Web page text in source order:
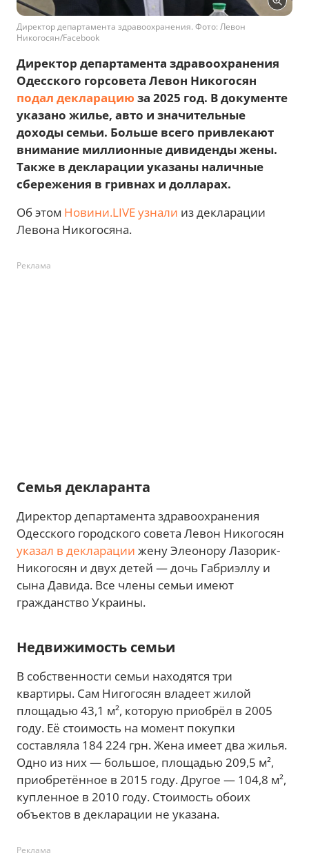
Директор департамента здравоохранения. Фото: Левон
Никогосян/Facebook
Директор департамента здравоохранения
Одесского горсовета Левон Никогосян
подал декларацию за 2025 год. В документе
указано жилье, авто и значительные
доходы семьи. Больше всего привлекают
внимание миллионные дивиденды жены.
Также в декларации указаны наличные
сбережения в гривнах и долларах.
Об этом Новини.LIVEузнали из декларации
Левона Никогосяна.
Реклама
Семья декларанта
Директор департамента здравоохранения
Одесского городского совета Левон Никогосян
указал в декларации жену Элеонору Лазорик-
Никогосян и двух детей — дочь Габриэллу и
сына Давида. Все члены семьи имеют
гражданство Украины.
Недвижимость семьи
В собственности семьи находятся три
квартиры. Сам Нигогосян владеет жилой
площадью 43,1 м², которую приобрёл в 2005
году. Её стоимость на момент покупки
составляла 184 224 грн. Жена имеет два жилья.
Одно из них — большое, площадью 209,5 м²,
приобретённое в 2015 году. Другое — 104,8 м²,
купленное в 2010 году. Стоимость обоих
объектов в декларации не указана.
Реклама